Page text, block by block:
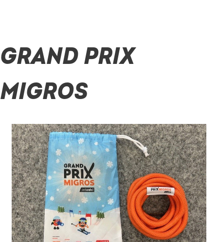
springen
GRAND PRIX
MIGROS